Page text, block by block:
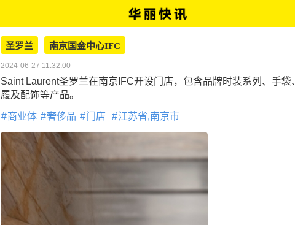
圣罗兰 南京国金中心IFC
2024-06-27 11:32:00
Saint Laurent圣罗兰在南京IFC开设门店，包含品牌时装系列、手袋
履及配饰等产品。
商业体 奢侈品 门店 江苏省,南京市